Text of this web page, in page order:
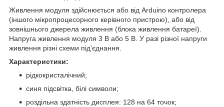
Живлення модуля здійснюється або від Arduino контролера
(іншого мікропроцесорного керівного пристрою), або від
зовнішнього джерела живлення (блока живлення батареї).
Напруга живлення модуля 3 В або 5 В. У разі різної напруги
живлення різні схеми під'єднання.
Характеристики:
рідкокристалічний;
синя підсвітка, білі символи;
роздільна здатність дисплея: 128 на 64 точок;